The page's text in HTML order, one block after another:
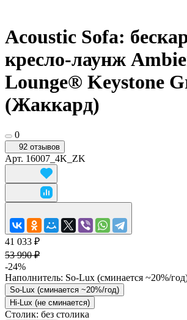
Acoustic Sofa:
кресло-лаунж
Lounge® Keystone
(Жаккард)
0
92 отзывов
Арт. 16007_4K_ZK
41 033 ₽
53 990 ₽
-24%
Наполнитель: So-Lux (cминается ~20%/
So-Lux (cминается ~20%/год)
Hi-Lux (не сминается)
Столик: без столика